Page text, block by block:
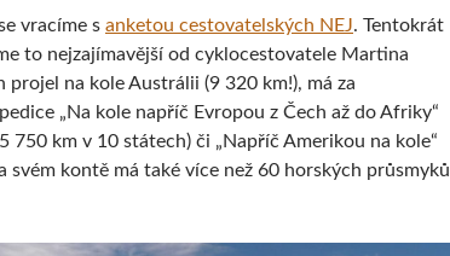
vracíme s anketou cestovatelských NEJ. Tentokrát
to nejzajímavější od cyklocestovatele Martina
na kole Austrálii (9 320 km!), má za
„Na kole napříč Evropou z Čech až do Afriky“
750 km v 10 státech) či „Napříč Amerikou na kole“
svém kontě má také více než 60 horských průsmyků